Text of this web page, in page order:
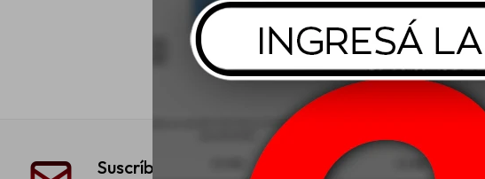
Suscríbete a nuestra newsletter